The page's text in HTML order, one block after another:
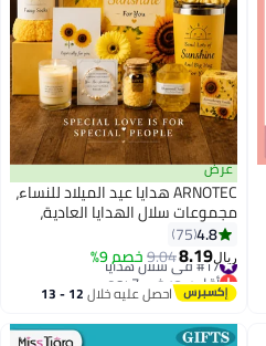
عرض
ARNOTEC هدايا عيد الميلاد للنساء،
مجموعات سلال الهدايا العادية،
أفكار هدايا فريدة للنساء، هدايا للأم
والأخوات وأفضل الأصدقاء والزوجات،
هدايا للنساء للزملاء والمعلمين
والممرضات
4.8
75
ريال8.19
9.04خصم 9% #17 في سلال هدايا
أقل سعر في 7 يوم
#17 في سلال هدايا احصل عليه خلال 12 - 13